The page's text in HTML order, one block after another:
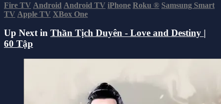
Fire TV Android Android TV iPhone Roku ® Samsung Smart
TV Apple TV XBox One
Up Next in Thần Tịch Duyên - Love and Destiny |
60 Tập